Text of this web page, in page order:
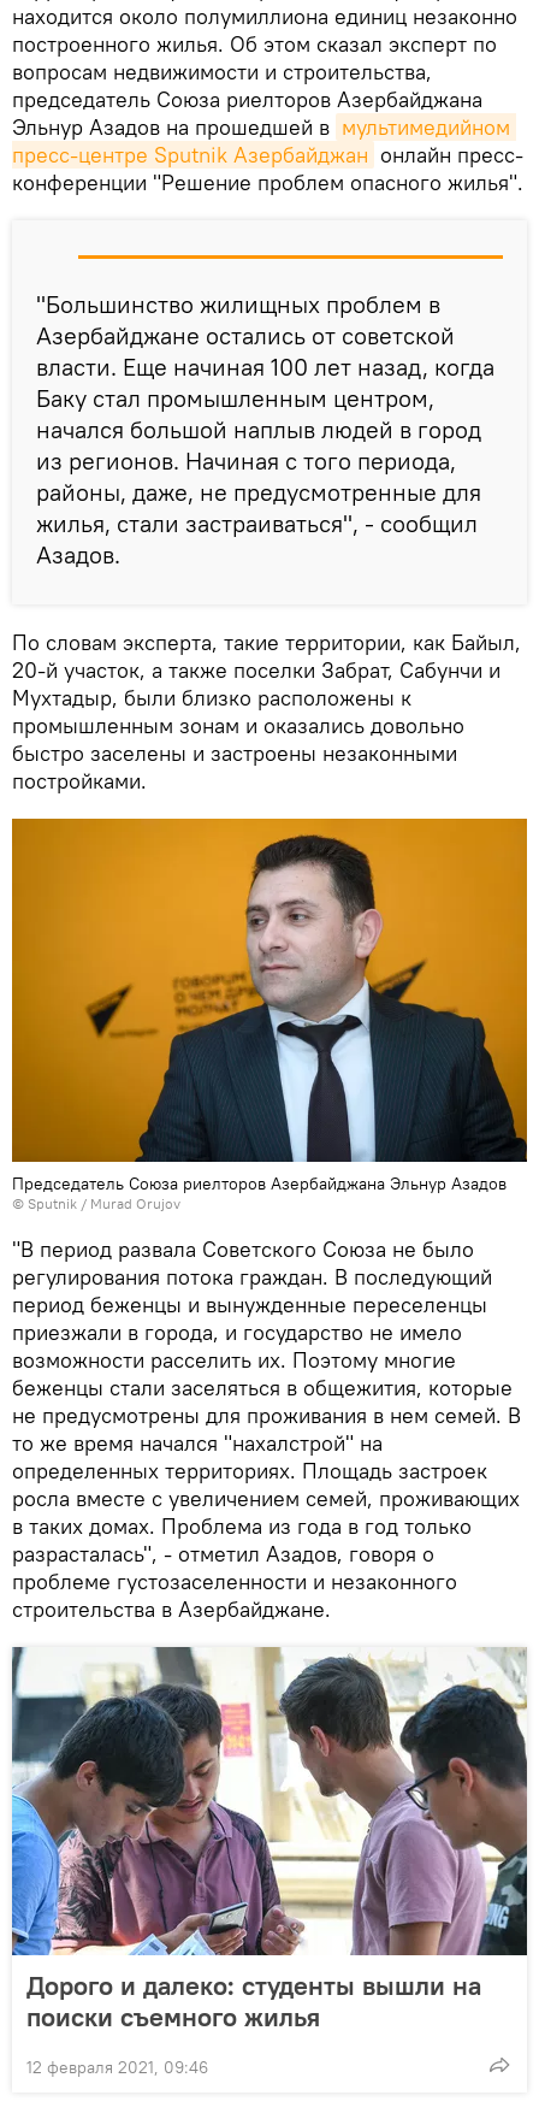
находится около полумиллиона единиц незаконно
построенного жилья. Об этом сказал эксперт по
вопросам недвижимости и строительства,
председатель Союза риелторов Азербайджана
Эльнур Азадов на прошедшей в мультимедийном
пресс-центре Sputnik Азербайджан онлайн пресс-
конференции "Решение проблем опасного жилья".
"Большинство жилищных проблем в
Азербайджане остались от советской
власти. Еще начиная 100 лет назад, когда
Баку стал промышленным центром,
начался большой наплыв людей в город
из регионов. Начиная с того периода,
районы, даже, не предусмотренные для
жилья, стали застраиваться", - сообщил
Азадов.
По словам эксперта, такие территории, как Байыл,
20-й участок, а также поселки Забрат, Сабунчи и
Мухтадыр, были близко расположены к
промышленным зонам и оказались довольно
быстро заселены и застроены незаконными
постройками.
Председатель Союза риелторов Азербайджана Эльнур Азадов
© Sputnik / Murad Orujov
"В период развала Советского Союза не было
регулирования потока граждан. В последующий
период беженцы и вынужденные переселенцы
приезжали в города, и государство не имело
возможности расселить их. Поэтому многие
беженцы стали заселяться в общежития, которые
не предусмотрены для проживания в нем семей. В
то же время начался "нахалстрой" на
определенных территориях. Площадь застроек
росла вместе с увеличением семей, проживающих
в таких домах. Проблема из года в год только
разрасталась", - отметил Азадов, говоря о
проблеме густозаселенности и незаконного
строительства в Азербайджане.
Дорого и далеко: студенты вышли на
поиски съемного жилья
12 февраля 2021, 09:46